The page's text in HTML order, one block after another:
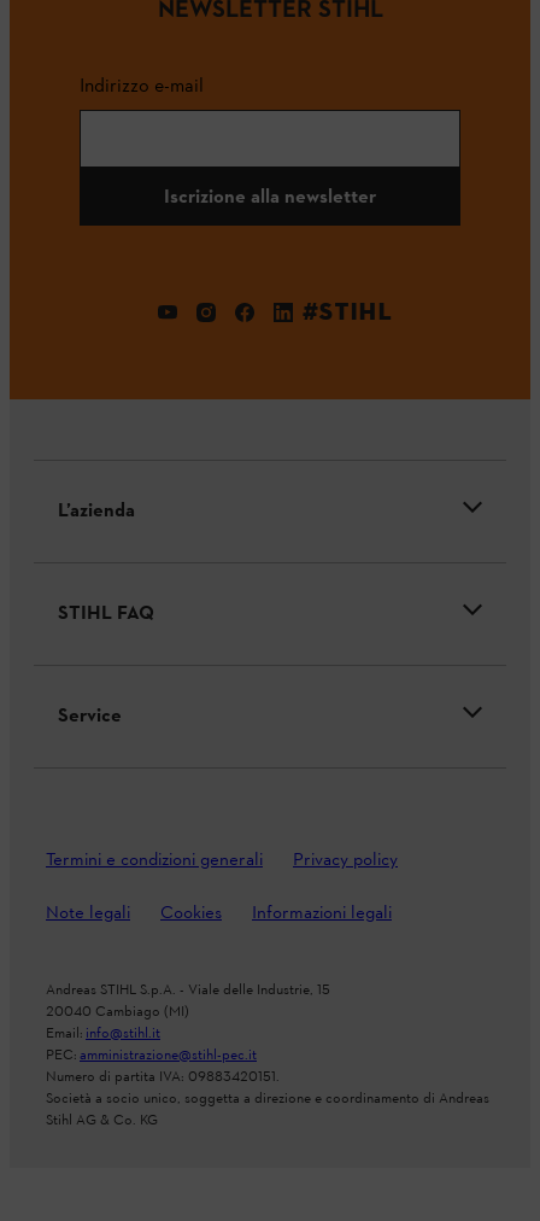
NEWSLETTER STIHL
Indirizzo e-mail
Iscrizione alla newsletter
#STIHL
L’azienda
STIHL FAQ
Service
Termini e condizioni generali Privacy policy
Note legali Cookies Informazioni legali
Andreas STIHL S.p.A. - Viale delle Industrie, 15
20040 Cambiago (MI)
Email: info@stihl.it
PEC:amministrazione@stihl-pec.it
Numero di partita IVA: 09883420151.
Società a socio unico, soggetta a direzione e coordinamento di Andreas
Stihl AG & Co. KG